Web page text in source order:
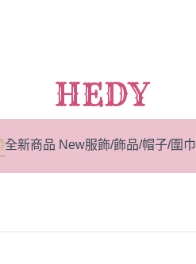
HEDY
全新商品 New服飾/飾品/帽子/圍巾